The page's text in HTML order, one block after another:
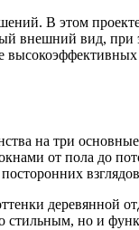
В этом
внешний вид,
на три
от пола до
деревянной
стильным, но и